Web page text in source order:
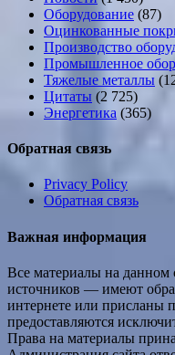
Оборудование (87)
Оцинкованные
Производство
Промышленное
Тяжелые металлы
Цитаты (2 725)
Энергетика (365)
Обратная связь
Privacy Policy
Обратная связь
Важная информация
Все материалы на данном
источников — имеют
интернете или присланы
предоставляются
Права на материалы